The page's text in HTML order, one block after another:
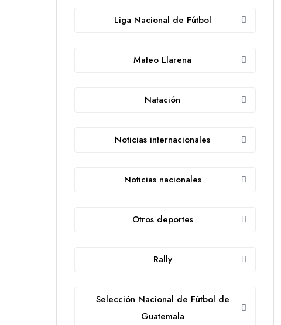
Liga Nacional de Fútbol
Mateo Llarena
Natación
Noticias internacionales
Noticias nacionales
Otros deportes
Rally
Selección Nacional de Fútbol de
Guatemala